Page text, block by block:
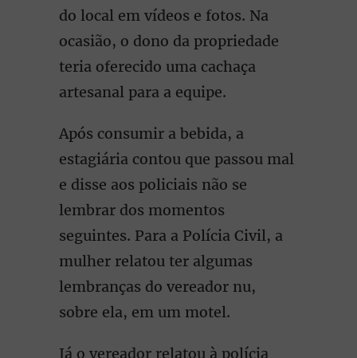
do local em vídeos e fotos. Na
ocasião, o dono da propriedade
teria oferecido uma cachaça
artesanal para a equipe.
Após consumir a bebida, a
estagiária contou que passou mal
e disse aos policiais não se
lembrar dos momentos
seguintes. Para a Polícia Civil, a
mulher relatou ter algumas
lembranças do vereador nu,
sobre ela, em um motel.
Já o vereador relatou à polícia